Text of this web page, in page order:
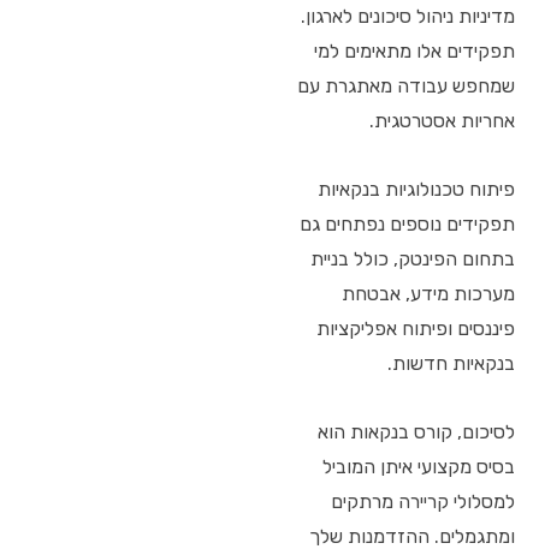
מדיניות ניהול סיכונים לארגון.
תפקידים אלו מתאימים למי
שמחפש עבודה מאתגרת עם
אחריות אסטרטגית.
פיתוח טכנולוגיות בנקאיות
תפקידים נוספים נפתחים גם
בתחום הפינטק, כולל בניית
מערכות מידע, אבטחת
פיננסים ופיתוח אפליקציות
בנקאיות חדשות.
לסיכום, קורס בנקאות הוא
בסיס מקצועי איתן המוביל
למסלולי קריירה מרתקים
ומתגמלים. ההזדמנות שלך